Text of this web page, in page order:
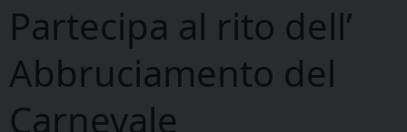
Partecipa al rito dell’
Abbruciamento del
Carnevale